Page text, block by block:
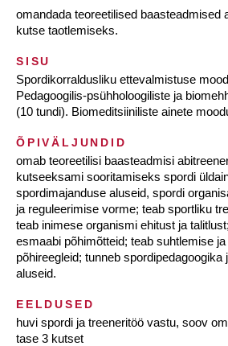
omandada teoreetilised baasteadmised
kutse taotlemiseks.
SISU
Spordikorraldusliku ettevalmistuse
Pedagoogilis-psühholoogiliste ja
(10 tundi). Biomeditsiiniliste ainete
ÕPIVÄLJUNDID
omab teoreetilisi baasteadmisi
kutseeksami sooritamiseks spordi
spordimajanduse aluseid, spordi
ja reguleerimise vorme; teab sportliku
teab inimese organismi ehitust ja
esmaabi põhimõtteid; teab suhtlemise
põhireegleid; tunneb spordipedagoogika
aluseid.
EELDUSED
huvi spordi ja treeneritöö vastu, soov
tase 3 kutset